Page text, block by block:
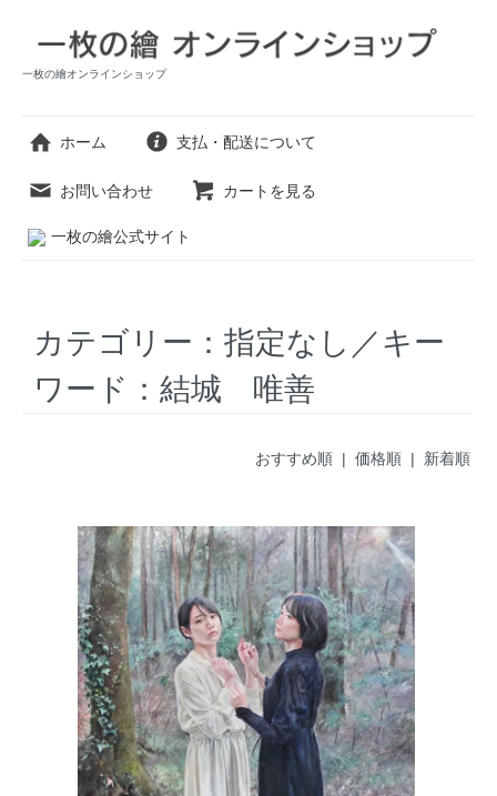
一枚の繪オンラインショップ
ホーム 支払・配送について
お問い合わせ カートを見る
一枚の繪公式サイト
カテゴリー：指定なし／キー
ワード：結城 唯善
おすすめ順 | 価格順| 新着順